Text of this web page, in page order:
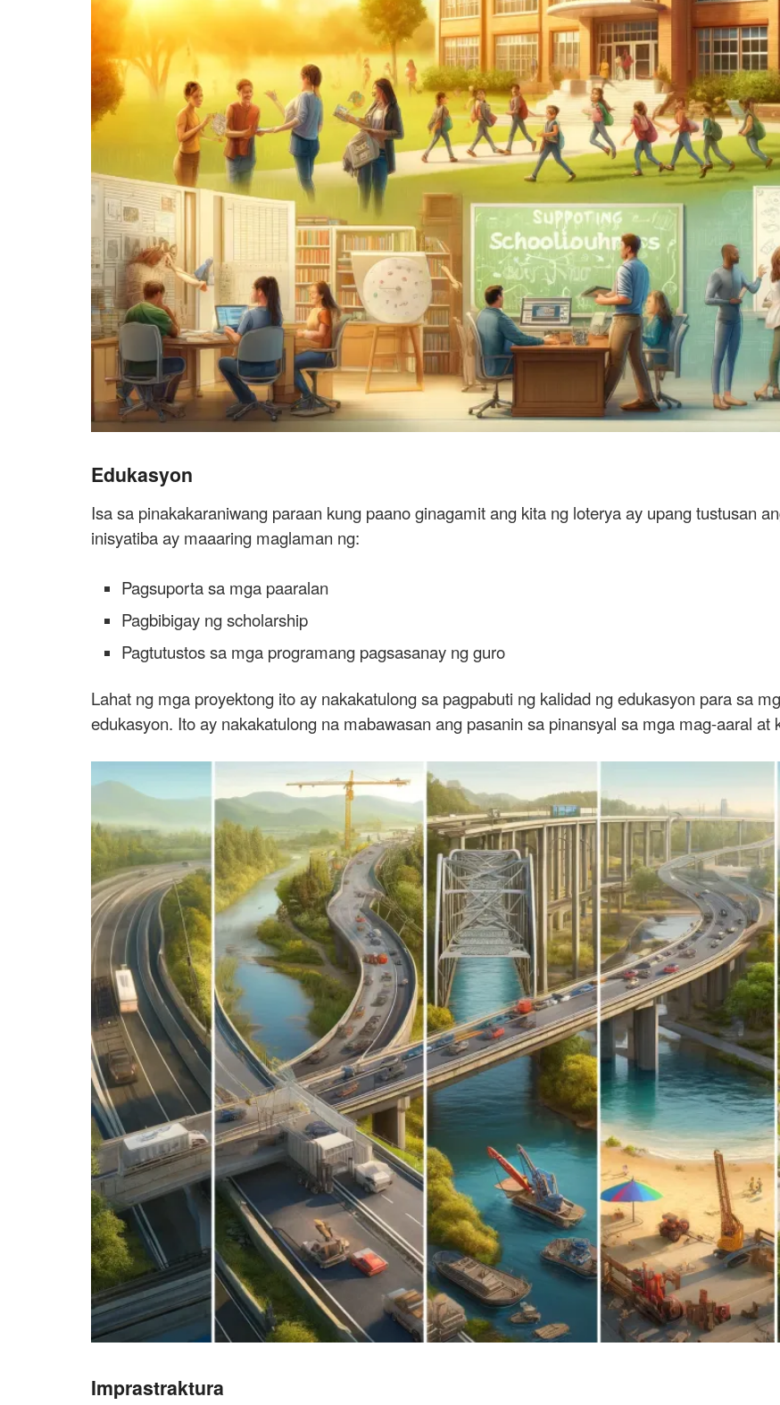
Edukasyon
Isa sa pinakakaraniwang paraan kung paano ginagamit ang kita ng loterya ay upang tustusan
inisyatiba ay maaaring maglaman ng:
Pagsuporta sa mga paaralan
Pagbibigay ng scholarship
Pagtutustos sa mga programang pagsasanay ng guro
Lahat ng mga proyektong ito ay nakakatulong sa pagpabuti ng kalidad ng edukasyon para sa
edukasyon. Ito ay nakakatulong na mabawasan ang pasanin sa pinansyal sa mga mag-aaral at
Imprastraktura